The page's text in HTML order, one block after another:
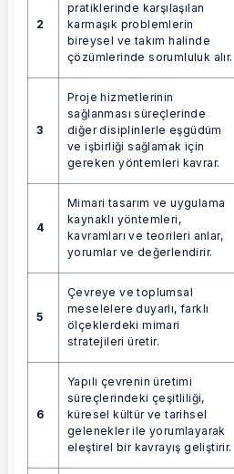
2
pratiklerinde karşılaşılan
karmaşık problemlerin
bireysel ve takım halinde
çözümlerinde sorumluluk alır.
3
Proje hizmetlerinin
sağlanması süreçlerinde
diğer disiplinlerle eşgüdüm
ve işbirliği sağlamak için
gereken yöntemleri kavrar.
4
Mimari tasarım ve uygulama
kaynaklı yöntemleri,
kavramları ve teorileri anlar,
yorumlar ve değerlendirir.
5
Çevreye ve toplumsal
meselelere duyarlı, farklı
ölçeklerdeki mimari
stratejileri üretir.
6
Yapılı çevrenin üretimi
süreçlerindeki çeşitliliği,
küresel kültür ve tarihsel
gelenekler ile yorumlayarak
eleştirel bir kavrayış geliştirir.